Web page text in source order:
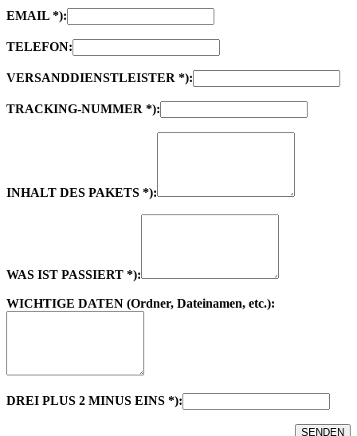
EMAIL *):
TELEFON:
VERSANDDIENSTLEISTER *):
TRACKING-NUMMER *):
INHALT DES PAKETS *):
WAS IST PASSIERT *):
WICHTIGE DATEN (Ordner, Dateinamen, etc.):
DREI PLUS 2 MINUS EINS *):